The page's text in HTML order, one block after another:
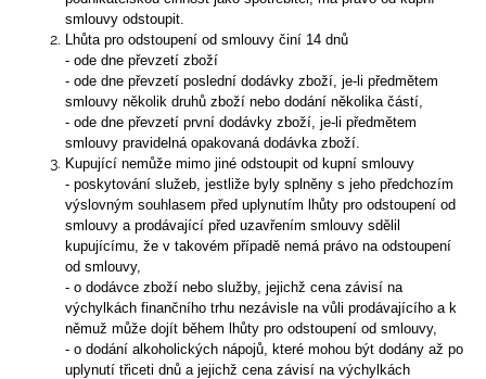
smlouvy odstoupit.
Lhůta pro odstoupení od smlouvy činí 14 dnů
- ode dne převzetí zboží
- ode dne převzetí poslední dodávky zboží, je-li předmětem
smlouvy několik druhů zboží nebo dodání několika částí,
- ode dne převzetí první dodávky zboží, je-li předmětem
smlouvy pravidelná opakovaná dodávka zboží.
Kupující nemůže mimo jiné odstoupit od kupní smlouvy
- poskytování služeb, jestliže byly splněny s jeho předchozím
výslovným souhlasem před uplynutím lhůty pro odstoupení od
smlouvy a prodávající před uzavřením smlouvy sdělil
kupujícímu, že v takovém případě nemá právo na odstoupení
od smlouvy,
- o dodávce zboží nebo služby, jejichž cena závisí na
výchylkách finančního trhu nezávisle na vůli prodávajícího a k
němuž může dojít během lhůty pro odstoupení od smlouvy,
- o dodání alkoholických nápojů, které mohou být dodány až po
uplynutí třiceti dnů a jejichž cena závisí na výchylkách